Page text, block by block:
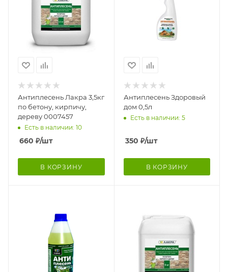
Антиплесень Лакра 3,5кг
по бетону, кирпичу,
дереву 0007457
Есть в наличии: 10
660 ₽/шт
В КОРЗИНУ
Антиплесень Здоровый
дом 0,5л
Есть в наличии: 5
350 ₽/шт
В КОРЗИНУ